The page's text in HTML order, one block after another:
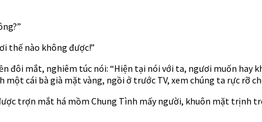
thế nào không được!”
đôi mắt, nghiêm túc nói: “Hiện tại nói với ta, ngươi muốn hay
một cái bà già mặt vàng, ngồi ở trước TV, xem chúng ta rực rỡ
trợn mắt há mồm Chung Tình mấy người, khuôn mặt trịnh